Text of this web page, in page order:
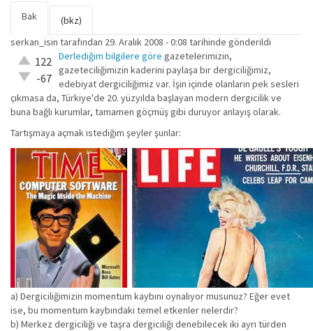
Birincil sekmeler
Bak
sekme)
(bkz)
serkan_isin tarafından 29. Aralık 2008 - 0:08 tarihinde gönderildi
Çok iyi!
122
O kadar
-67
Derlediğim bilgilere göre gazetelerimizin,
gazeteciliğimizin kaderini paylaşa bir dergiciliğimiz,
edebiyat dergiciliğimiz var. İşin içinde olanların pek sesleri
çıkmasa da, Türkiye'de 20. yüzyılda başlayan modern dergicilik ve
buna bağlı kurumlar, tamamen göçmüş gibi duruyor anlayış olarak.
Tartışmaya açmak istediğim şeyler şunlar:
a) Dergiciliğimizin momentum kaybını oynalıyor musunuz? Eğer evet
ise, bu momentum kaybındaki temel etkenler nelerdir?
b) Merkez dergiciliği ve taşra dergiciliği denebilecek iki ayrı türden